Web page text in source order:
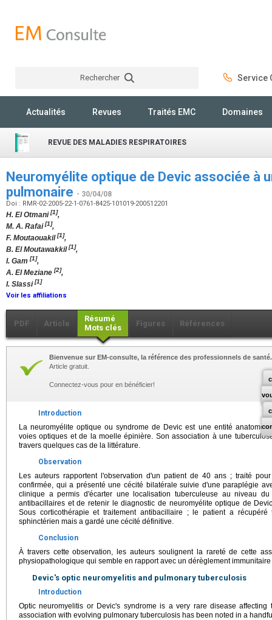
Rechercher Service
Actualités Revues Traités EMC Domaines
REVUE DES MALADIES RESPIRATOIRES
Neuromyélite optique de Devic associée à
pulmonaire - 30/04/08
Doi : RMR-02-2005-22-1-0761-8425-101019-200512201
H. El Otmani[1],
M. A. Rafai[1],
F. Moutaouakil[1],
B. El Moutawakkil[1],
I. Gam [1],
A. El Meziane [2],
I. Slassi[1]
Voir les affiliations
PDF Article
Résumé
Mots clés
Figures Références
Bienvenue sur EM-consulte, la référence des professionnels de santé.
Article gratuit.
Connectez-vous pour en bénéficier!
Introduction
La neuromyélite optique ou syndrome de Devic est une entité
voies optiques et de la moelle épinière. Son association à une
travers quelques cas de la littérature.
Observation
Les auteurs rapportent l'observation d'un patient de 40 ans ; traité
confirmée, qui a présenté une cécité bilatérale suivie d'une paraplégie
clinique a permis d'écarter une localisation tuberculeuse au niveau
antibacillaires et de retenir le diagnostic de neuromyélite optique de
Sous corticothérapie et traitement antibacillaire ; le patient a
sphinctérien mais a gardé une cécité définitive.
Conclusion
À travers cette observation, les auteurs soulignent la rareté de cette
physiopathologique qui semble en rapport avec un dérèglement
Devic's optic neuromyelitis and pulmonary tuberculosis
Introduction
Optic neuromyelitis or Devic's syndrome is a very rare disease
association with evolving pulmonary tuberculosis has been noted in a